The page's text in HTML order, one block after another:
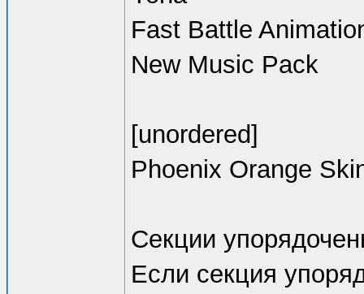
Fast Battle
New Music Pack
[unordered]
Phoenix Orange
Секции
Если секция